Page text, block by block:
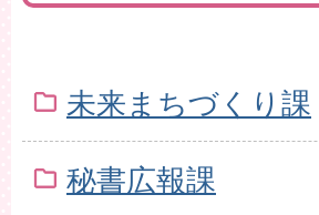
未来まちづくり課
秘書広報課